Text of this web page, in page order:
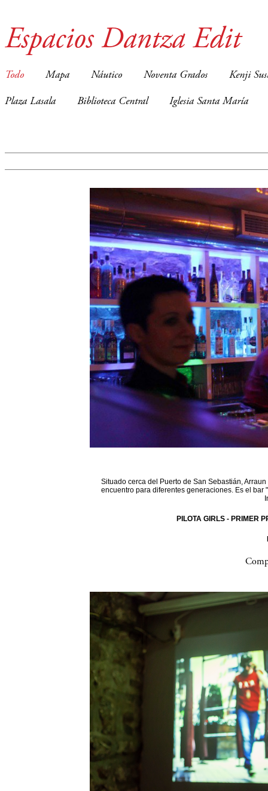
Espacios Dantza Edit
Todo Mapa Náutico Noventa Grados Kenji
Plaza Lasala Biblioteca Central Iglesia Santa María
Situado cerca del Puerto de San Sebastián,
encuentro para diferentes generaciones. Es el
PILOTA GIRLS - PRIMER